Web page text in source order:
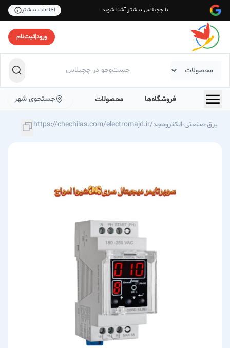
با چچیلاس بیشتر آشنا شوید اطلاعات بیشتر
ورود|ثبت‌نام
فروشگاه‌ها محصولات جستجوی شهر
https://chechilas.com/electromajd.ir/برق-صنعتی-الکترومجد